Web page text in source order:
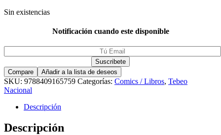
Sin existencias
Notificación cuando este disponible
Compare Añadir a la lista de deseos
SKU: 9788409165759 Categorías: Comics / Libros, Tebeo
Nacional
Descripción
Descripción